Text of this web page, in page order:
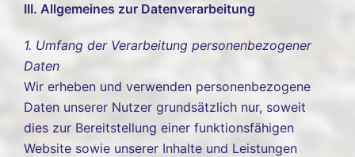
III. Allgemeines zur Datenverarbeitung
1. Umfang der Verarbeitung personenbezogener
Daten
Wir erheben und verwenden personenbezogene
Daten unserer Nutzer grundsätzlich nur, soweit
dies zur Bereitstellung einer funktionsfähigen
Website sowie unserer Inhalte und Leistungen